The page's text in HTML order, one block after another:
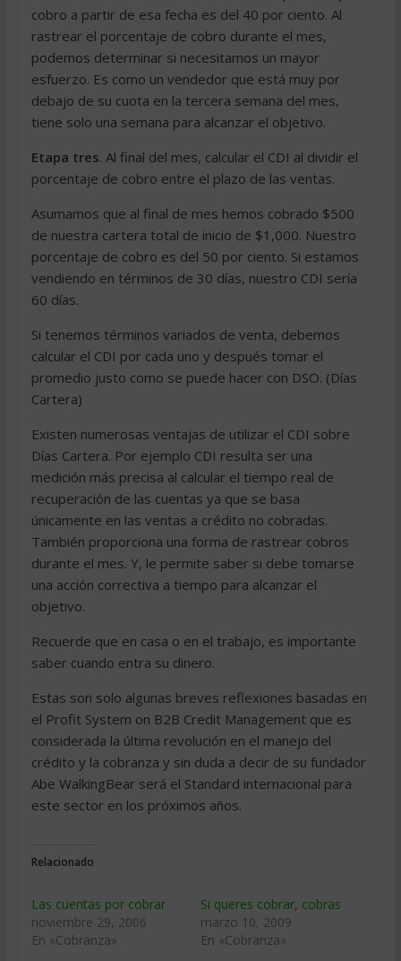
cobro a partir de esa fecha es del 40 por ciento. Al
rastrear el porcentaje de cobro durante el mes,
podemos determinar si necesitamos un mayor
esfuerzo. Es como un vendedor que está muy por
debajo de su cuota en la tercera semana del mes,
tiene solo una semana para alcanzar el objetivo.
Etapa tres. Al final del mes, calcular el CDI al dividir el
porcentaje de cobro entre el plazo de las ventas.
Asumamos que al final de mes hemos cobrado $500
de nuestra cartera total de inicio de $1,000. Nuestro
porcentaje de cobro es del 50 por ciento. Si estamos
vendiendo en términos de 30 días, nuestro CDI sería
60 días.
Si tenemos términos variados de venta, debemos
calcular el CDI por cada uno y después tomar el
promedio justo como se puede hacer con DSO. (Días
Cartera)
Existen numerosas ventajas de utilizar el CDI sobre
Días Cartera. Por ejemplo CDI resulta ser una
medición más precisa al calcular el tiempo real de
recuperación de las cuentas ya que se basa
únicamente en las ventas a crédito no cobradas.
También proporciona una forma de rastrear cobros
durante el mes. Y, le permite saber si debe tomarse
una acción correctiva a tiempo para alcanzar el
objetivo.
Recuerde que en casa o en el trabajo, es importante
saber cuando entra su dinero.
Estas son solo algunas breves reflexiones basadas en
el Profit System on B2B Credit Management que es
considerada la última revolución en el manejo del
crédito y la cobranza y sin duda a decir de su fundador
Abe WalkingBear será el Standard internacional para
este sector en los próximos años.
Relacionado
Las cuentas por cobrar
noviembre 29, 2006
En «Cobranza»
Si queres cobrar, cobras
marzo 10, 2009
En «Cobranza»